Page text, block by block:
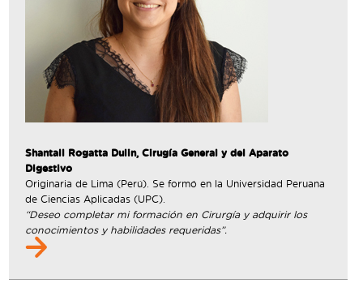
Shantall Rogatta Dulin, Cirugía General y del Aparato
Digestivo
Originaria de Lima (Perú). Se formó en la Universidad Peruana
de Ciencias Aplicadas (UPC).
“Deseo completar mi formación en Cirurgía y adquirir los
conocimientos y habilidades requeridas”.